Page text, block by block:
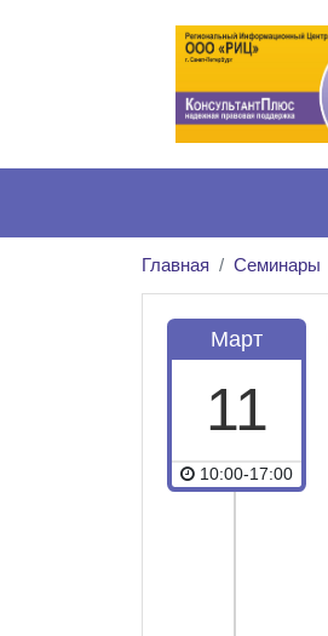
Главная Семинары
Март
11
10:00-17:00